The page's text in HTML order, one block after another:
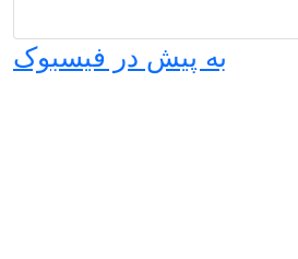
به پیش در فیسبوک